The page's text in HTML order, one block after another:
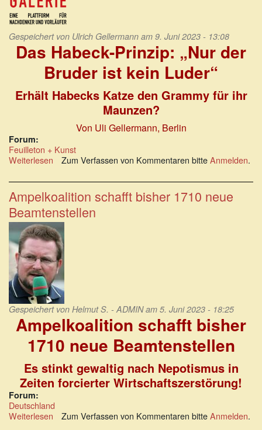
Gespeichert von Ulrich Gellermann am 9. Juni 2023 - 13:08
Das Habeck-Prinzip: „Nur der
Bruder ist kein Luder“
Erhält Habecks Katze den Grammy für ihr
Maunzen?
Von Uli Gellermann, Berlin
Forum:
Feuilleton + Kunst
Weiterlesen über
Habeck-
Prinzip:
„Nur
der
Bruder
ist
kein
Luder“
Zum Verfassen von Kommentaren bitteAnmelden.
Ampelkoalition schafft bisher 1710 neue
Beamtenstellen
Gespeichert von Helmut S. - ADMINam 5. Juni 2023 - 18:25
Ampelkoalition schafft bisher
1710 neue Beamtenstellen
Es stinkt gewaltig nach Nepotismus in
Zeiten forcierter Wirtschaftszerstörung!
Forum:
Deutschland
Weiterlesen über
Zum Verfassen von Kommentaren bitteAnmelden.